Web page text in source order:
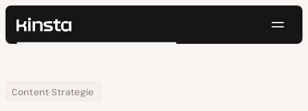
Kinsta®
Preise
Suchen
Home
Ressourcen Center
Content-Strategie
5 Dinge, die für deinen Inhalt wichtiger sind als die Länge des